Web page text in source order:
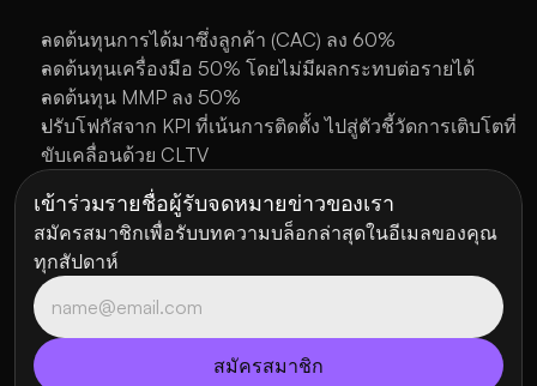
ลดต้นทุนการได้มาซึ่งลูกค้า (CAC) ลง 60%
ลดต้นทุนเครื่องมือ 50% โดยไม่มีผลกระทบต่อรายได้
ลดต้นทุน MMP ลง 50%
ปรับโฟกัสจาก KPI ที่เน้นการติดตั้ง ไปสู่ตัวชี้วัดการเติบโตที่
ขับเคลื่อนด้วย CLTV
เข้าร่วมรายชื่อผู้รับจดหมายข่าวของเรา
สมัครสมาชิกเพื่อรับบทความบล็อกล่าสุดในอีเมลของคุณ
ทุกสัปดาห์